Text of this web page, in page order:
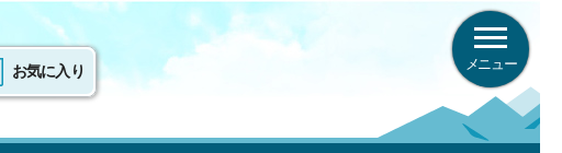
お気に入り メニュー